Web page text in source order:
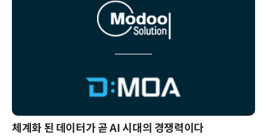
체계화 된 데이터가 곧 AI 시대의 경쟁력이다